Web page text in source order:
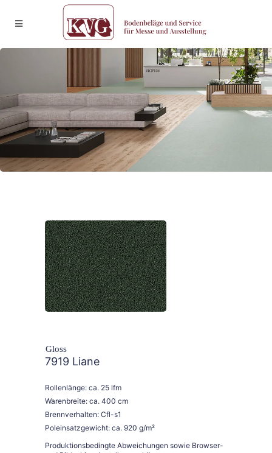
7919 Liane
Rollenlänge: ca. 25 lfm
Warenbreite: ca. 400 cm
Brennverhalten: Cfl-s1
Poleinsatzgewicht: ca. 920 g/m²
Gloss